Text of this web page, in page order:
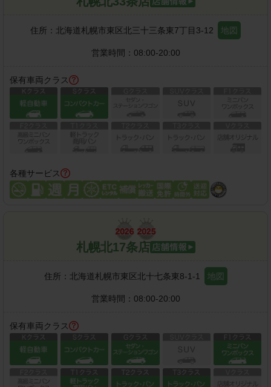
住所： 北海道札幌市東区北三十三条東7丁目3-12 地図
営業時間： 08:00-20:00
保有車両クラス
各種サービス
札幌北17条店
住所： 北海道札幌市東区北十七条東8-1-1 地図
営業時間： 08:00-20:00
保有車両クラス